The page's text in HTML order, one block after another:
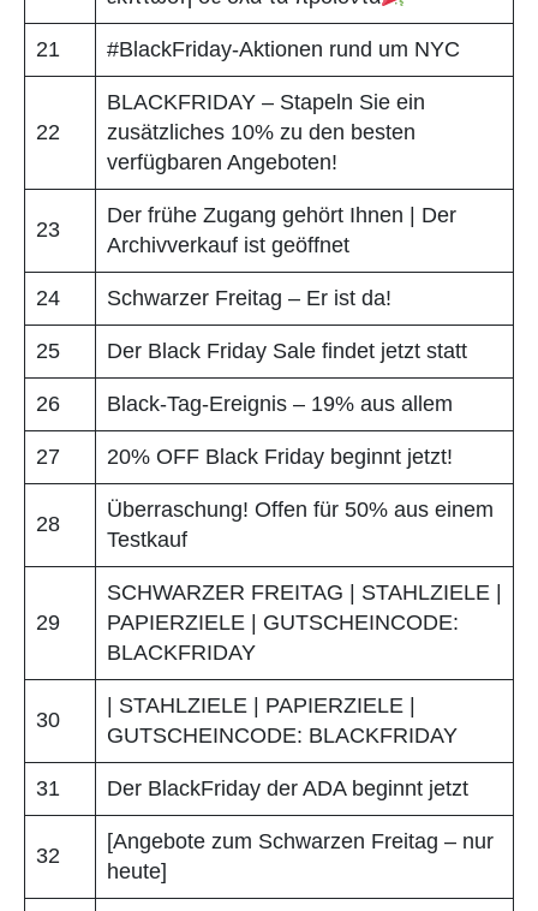
21 #BlackFriday-Aktionen rund um NYC
22
BLACKFRIDAY – Stapeln Sie ein
zusätzliches 10% zu den besten
verfügbaren Angeboten!
23
Der frühe Zugang gehört Ihnen | Der
Archivverkauf ist geöffnet
24 Schwarzer Freitag – Er ist da!
25 Der Black Friday Sale findet jetzt statt
26 Black-Tag-Ereignis – 19% aus allem
27 20% OFF Black Friday beginnt jetzt!
28
Überraschung! Offen für 50% aus einem
Testkauf
29
SCHWARZER FREITAG | STAHLZIELE |
PAPIERZIELE | GUTSCHEINCODE:
BLACKFRIDAY
30
| STAHLZIELE | PAPIERZIELE |
GUTSCHEINCODE: BLACKFRIDAY
31 Der BlackFriday der ADA beginnt jetzt
32
[Angebote zum Schwarzen Freitag – nur
heute]